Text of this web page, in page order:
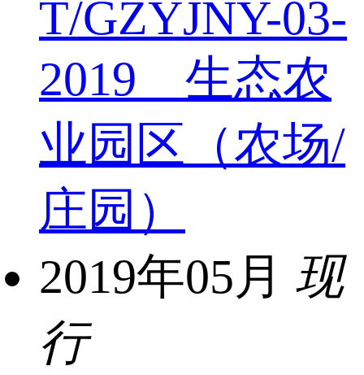
T/GZYJNY-03-
2019 生态农
业园区（农场/
庄园）
2019年05月 现
行